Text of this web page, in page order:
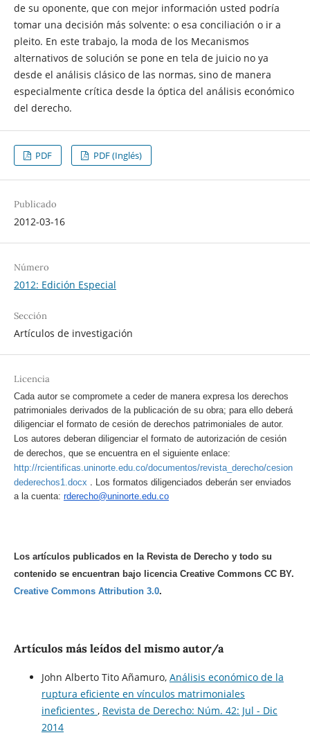
de su oponente, que con mejor información usted podría
tomar una decisión más solvente: o esa conciliación o ir a
pleito. En este trabajo, la moda de los Mecanismos
alternativos de solución se pone en tela de juicio no ya
desde el análisis clásico de las normas, sino de manera
especialmente crítica desde la óptica del análisis económico
del derecho.
PDF PDF (Inglés)
Publicado
2012-03-16
Número
2012: Edición Especial
Sección
Artículos de investigación
Licencia
Cada autor se compromete a ceder de manera expresa los derechos
patrimoniales derivados de la publicación de su obra; para ello deberá
diligenciar el formato de cesión de derechos patrimoniales de autor.
Los autores deberan diligenciar el formato de autorización de cesión
de derechos, que se encuentra en el siguiente enlace:
http://rcientificas.uninorte.edu.co/documentos/revista_derecho/cesion
dederechos1.docx . Los formatos diligenciados deberán ser enviados
a la cuenta: rderecho@uninorte.edu.co
Los artículos publicados en la Revista de Derecho y todo su
contenido se encuentran bajo licencia Creative Commons CC BY.
Creative Commons Attribution 3.0.
Artículos más leídos del mismo autor/a
John Alberto Tito Añamuro, Análisis económico de la
ruptura eficiente en vínculos matrimoniales
ineficientes , Revista de Derecho: Núm. 42: Jul - Dic
2014